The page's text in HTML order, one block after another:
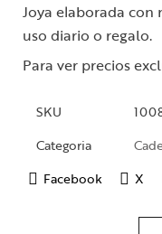
Joya elaborada con
uso diario o regalo.
Para ver precios
SKU
Categoria
Facebook
X